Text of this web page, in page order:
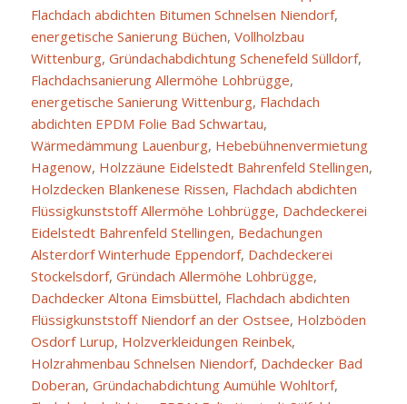
Flachdach abdichten Bitumen Schnelsen Niendorf,
energetische Sanierung Büchen, Vollholzbau
Wittenburg, Gründachabdichtung Schenefeld Sülldorf,
Flachdachsanierung Allermöhe Lohbrügge,
energetische Sanierung Wittenburg, Flachdach
abdichten EPDM Folie Bad Schwartau,
Wärmedämmung Lauenburg, Hebebühnenvermietung
Hagenow, Holzzäune Eidelstedt Bahrenfeld Stellingen,
Holzdecken Blankenese Rissen, Flachdach abdichten
Flüssigkunststoff Allermöhe Lohbrügge, Dachdeckerei
Eidelstedt Bahrenfeld Stellingen, Bedachungen
Alsterdorf Winterhude Eppendorf, Dachdeckerei
Stockelsdorf, Gründach Allermöhe Lohbrügge,
Dachdecker Altona Eimsbüttel, Flachdach abdichten
Flüssigkunststoff Niendorf an der Ostsee, Holzböden
Osdorf Lurup, Holzverkleidungen Reinbek,
Holzrahmenbau Schnelsen Niendorf, Dachdecker Bad
Doberan, Gründachabdichtung Aumühle Wohltorf,